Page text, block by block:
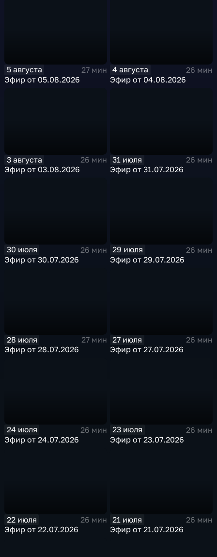
5 августа
27 мин
Эфир от 05.08.2026
4 августа
26 мин
Эфир от 04.08.2026
3 августа
26 мин
Эфир от 03.08.2026
31 июля
26 мин
Эфир от 31.07.2026
30 июля
26 мин
Эфир от 30.07.2026
29 июля
26 мин
Эфир от 29.07.2026
28 июля
27 мин
Эфир от 28.07.2026
27 июля
26 мин
Эфир от 27.07.2026
24 июля
26 мин
Эфир от 24.07.2026
23 июля
26 мин
Эфир от 23.07.2026
22 июля
26 мин
Эфир от 22.07.2026
21 июля
26 мин
Эфир от 21.07.2026